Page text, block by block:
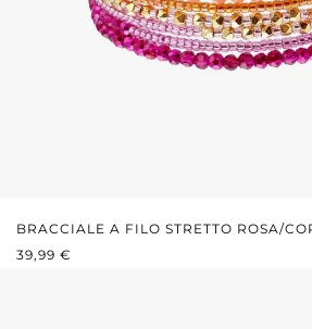
BRACCIALE A FILO STRETTO ROSA/
PREZZO NORMALE:
39,99 €